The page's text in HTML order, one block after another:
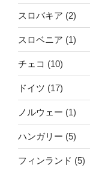
スロバキア (2)
スロベニア (1)
チェコ (10)
ドイツ (17)
ノルウェー (1)
ハンガリー (5)
フィンランド (5)